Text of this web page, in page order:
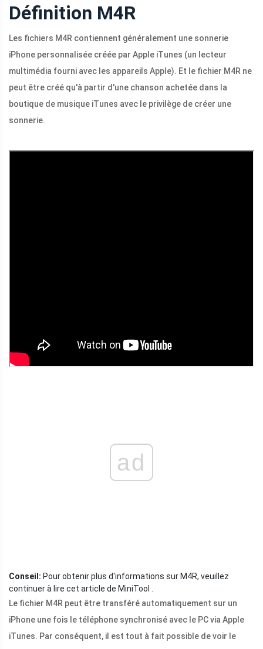
Définition M4R
Les fichiers M4R contiennent généralement une sonnerie
iPhone personnalisée créée par Apple iTunes (un lecteur
multimédia fourni avec les appareils Apple). Et le fichier M4R ne
peut être créé qu'à partir d'une chanson achetée dans la
boutique de musique iTunes avec le privilège de créer une
sonnerie.
ad
Conseil: Pour obtenir plus d'informations sur M4R, veuillez
continuer à lire cet article de MiniTool .
Le fichier M4R peut être transféré automatiquement sur un
iPhone une fois le téléphone synchronisé avec le PC via Apple
iTunes. Par conséquent, il est tout à fait possible de voir le